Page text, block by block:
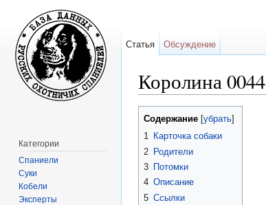
Королина 0044
Содержание убрать
1 Карточка собаки
2 Родители
3 Потомки
4 Описание
5 Ссылки
Статья Обсуждение
Категории
Спаниели
Суки
Кобели
Эксперты